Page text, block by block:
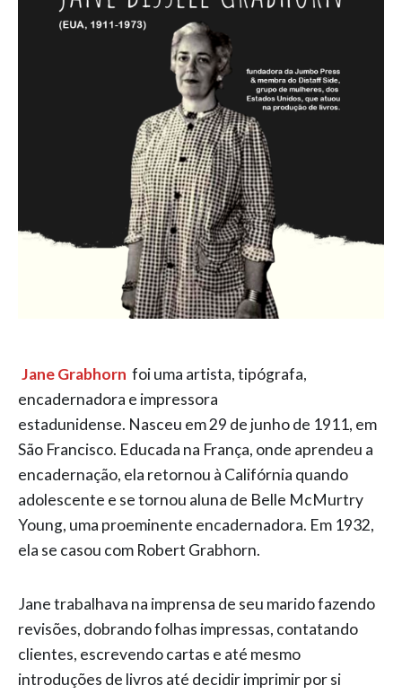
Jane Grabhorn foi uma artista, tipógrafa,
encadernadora e impressora
estadunidense. Nasceu em 29 de junho de 1911, em
São Francisco. Educada na França, onde aprendeu a
encadernação, ela retornou à Califórnia quando
adolescente e se tornou aluna de Belle McMurtry
Young, uma proeminente encadernadora. Em 1932,
ela se casou com Robert Grabhorn.
Jane trabalhava na imprensa de seu marido fazendo
revisões, dobrando folhas impressas, contatando
clientes, escrevendo cartas e até mesmo
introduções de livros até decidir imprimir por si